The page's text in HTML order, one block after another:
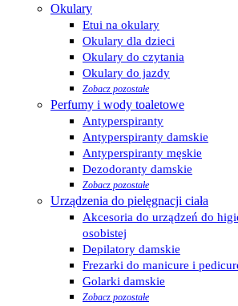
Okulary
Etui na okulary
Okulary dla dzieci
Okulary do czytania
Okulary do jazdy
Zobacz pozostałe
Perfumy i wody toaletowe
Antyperspiranty
Antyperspiranty damskie
Antyperspiranty męskie
Dezodoranty damskie
Zobacz pozostałe
Urządzenia do pielęgnacji ciała
Akcesoria do urządzeń do
osobistej
Depilatory damskie
Frezarki do manicure i
Golarki damskie
Zobacz pozostałe